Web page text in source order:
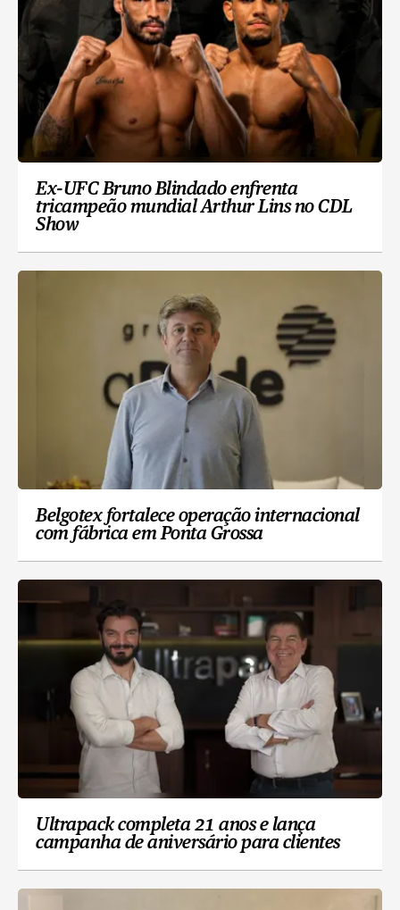
Ex-UFC Bruno Blindado enfrenta
tricampeão mundial Arthur Lins no CDL
Show
Belgotex fortalece operação internacional
com fábrica em Ponta Grossa
Ultrapack completa 21 anos e lança
campanha de aniversário para clientes